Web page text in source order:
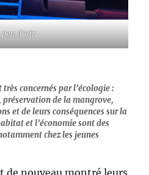
peu d’air
concernés par l’écologie :
de la mangrove,
et de leurs conséquences sur la
et l’économie sont des
chez les jeunes